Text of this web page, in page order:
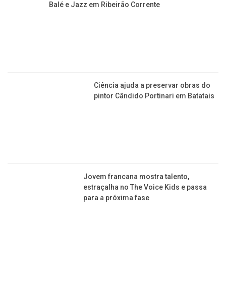
Balé e Jazz em Ribeirão Corrente
Ciência ajuda a preservar obras do
pintor Cândido Portinari em Batatais
Jovem francana mostra talento,
estraçalha no The Voice Kids e passa
para a próxima fase